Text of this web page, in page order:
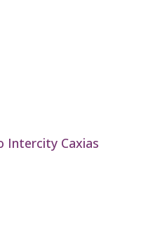
Intercity Caxias